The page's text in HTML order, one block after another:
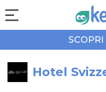
Vacanze
Hotel